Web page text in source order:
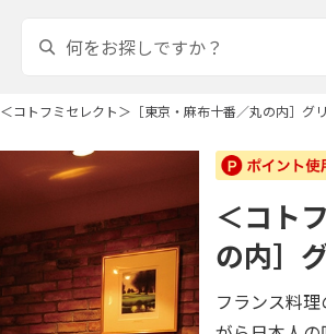
＜コトフミセレクト＞［東京・麻布十番／丸の内］
＜コト
の内］
フランス料